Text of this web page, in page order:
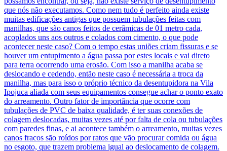
que nós não executamos. Como nem tudo é perfeito ainda existe
muitas edificações antigas que possuem tubulações feitas com
manilhas, que são canos feitos de cerâmicas de 01 metro cada,
acoplados uns aos outros e colados com cimento, o que pode
acontecer neste caso? Com o tempo estas uniões criam fissuras e se
houver um entupimento a água passa por estes locais e vai direto
para terra ocorrendo uma erosão. Com isso a manilha acaba se
deslocando e cedendo, então neste caso é necessária a troca da
manilha, mas para isso o próprio técnico da desentupidora na Vila
Ipojuca aliada com seus equipamentos consegue achar o ponto exato
do arreamento. Outro fator de importância que ocorre com
tubulações de PVC de baixa qualidade, é ter suas conexões de
colagem deslocadas, muitas vezes até por falta de cola ou tubulações
com paredes finas, e ai acontece também o arreamento, muitas vezes
canos fracos são roídos por ratos que vão procurar comida ou água
no esgoto, que trazem problema igual ao deslocamento de colagem.